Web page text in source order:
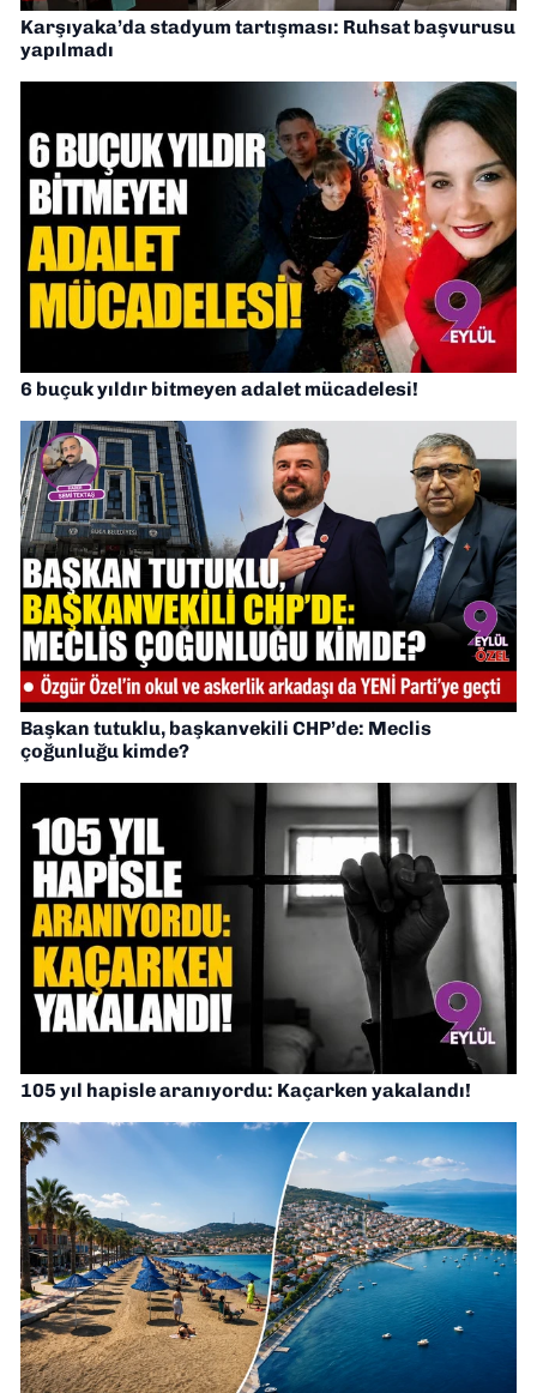
Karşıyaka’da stadyum tartışması: Ruhsat başvurusu
yapılmadı
6 buçuk yıldır bitmeyen adalet mücadelesi!
Başkan tutuklu, başkanvekili CHP’de: Meclis
çoğunluğu kimde?
105 yıl hapisle aranıyordu: Kaçarken yakalandı!